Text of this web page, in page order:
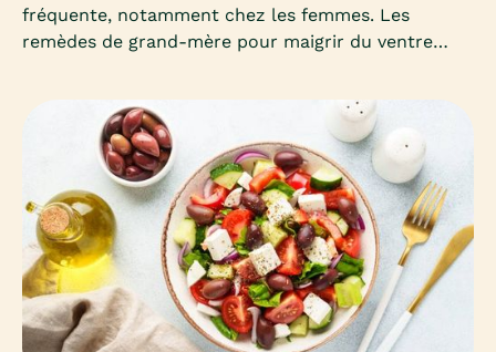
fréquente, notamment chez les femmes. Les
remèdes de grand-mère pour maigrir du ventre
Mais que valent-ils vraiment ? Découvrons
ensemble les astuces les plus connues, leur
efficacité et les précautions à connaître.